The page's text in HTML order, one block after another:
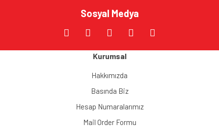
Gönder
Sosyal Medya
Kurumsal
Hakkımızda
Basında Biz
Hesap Numaralarımız
Mail Order Formu